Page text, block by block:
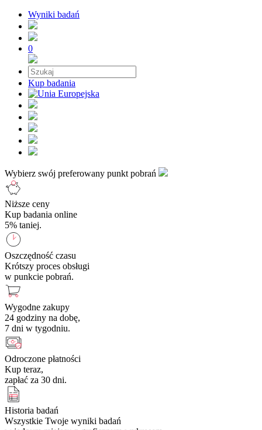
Wyniki badań
0
Kup badania
Wybierz swój preferowany punkt pobrań
Niższe ceny
Kup badania online
5% taniej.
Oszczędność czasu
Krótszy proces obsługi
w punkcie pobrań.
Wygodne zakupy
24 godziny na dobę,
7 dni w tygodniu.
Odroczone płatności
Kup teraz,
zapłać za 30 dni.
Historia badań
Wszystkie Twoje wyniki badań